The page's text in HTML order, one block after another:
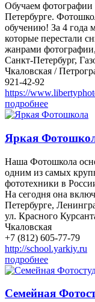
Обучаем фотографии
Петербурге.
обучению! За 4 года
которые перестали
жанрами фотографии,
Санкт-Петербург,
Чкаловская /
921-42-92
https://
подробнее
Яркая
Наша Фотошкола
одним из самых
фототехники в
На сегодня она
Петербурге,
ул. Красного
Чкаловская
+7 (812) 605-77-79
http://school.yarkiy.ru
подробнее
Семейная